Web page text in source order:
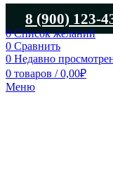
8 (900) 123-
0Список желаний
0 Сравнить
0 Недавно
0 товаров / 0,00₽
Меню